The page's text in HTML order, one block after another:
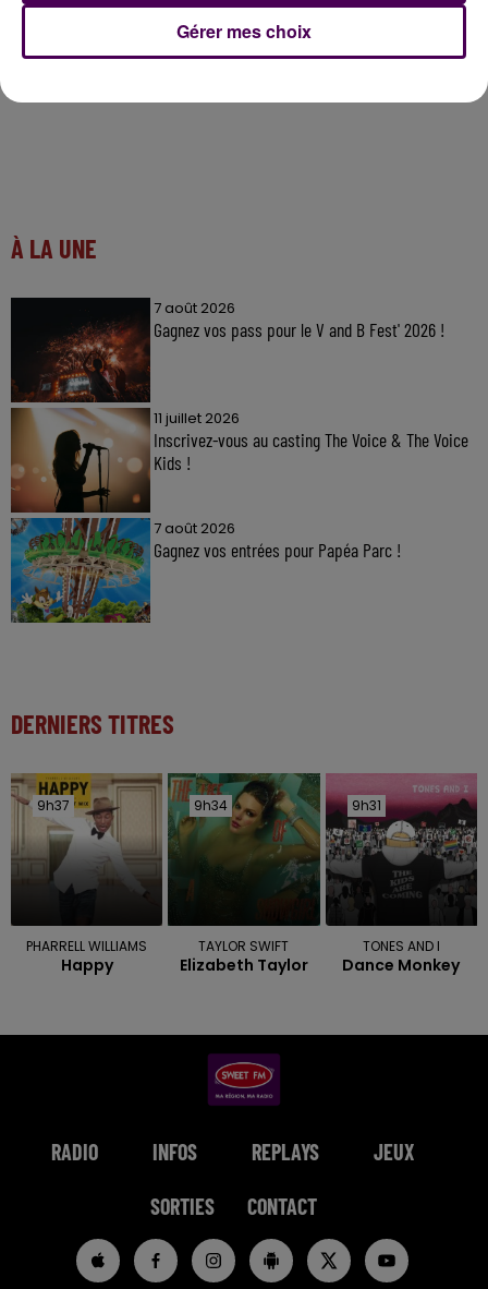
À LA UNE
7 août 2026
Gagnez vos pass pour le V and B Fest' 2026 !
11 juillet 2026
Inscrivez-vous au casting The Voice & The Voice
Kids !
7 août 2026
Gagnez vos entrées pour Papéa Parc !
DERNIERS TITRES
9h37
9h37
PHARRELL WILLIAMS
Happy
9h34
9h34
TAYLOR SWIFT
Elizabeth Taylor
9h31
9h31
TONES AND I
Dance Monkey
RADIO INFOS REPLAYS JEUX
SORTIES CONTACT
Gérer mes choix